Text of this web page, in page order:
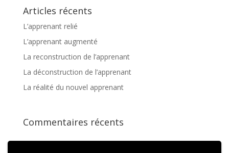
Articles récents
L’apprenant relié
L’apprenant augmenté
La reconstruction de l’apprenant
La déconstruction de l’apprenant
La réalité du nouvel apprenant
Commentaires récents